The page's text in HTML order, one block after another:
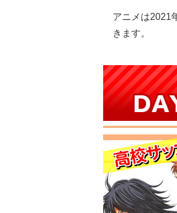
アニメは2021
きます。